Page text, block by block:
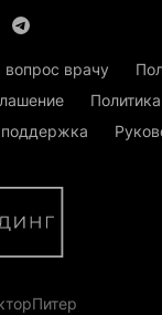
вопрос врачу